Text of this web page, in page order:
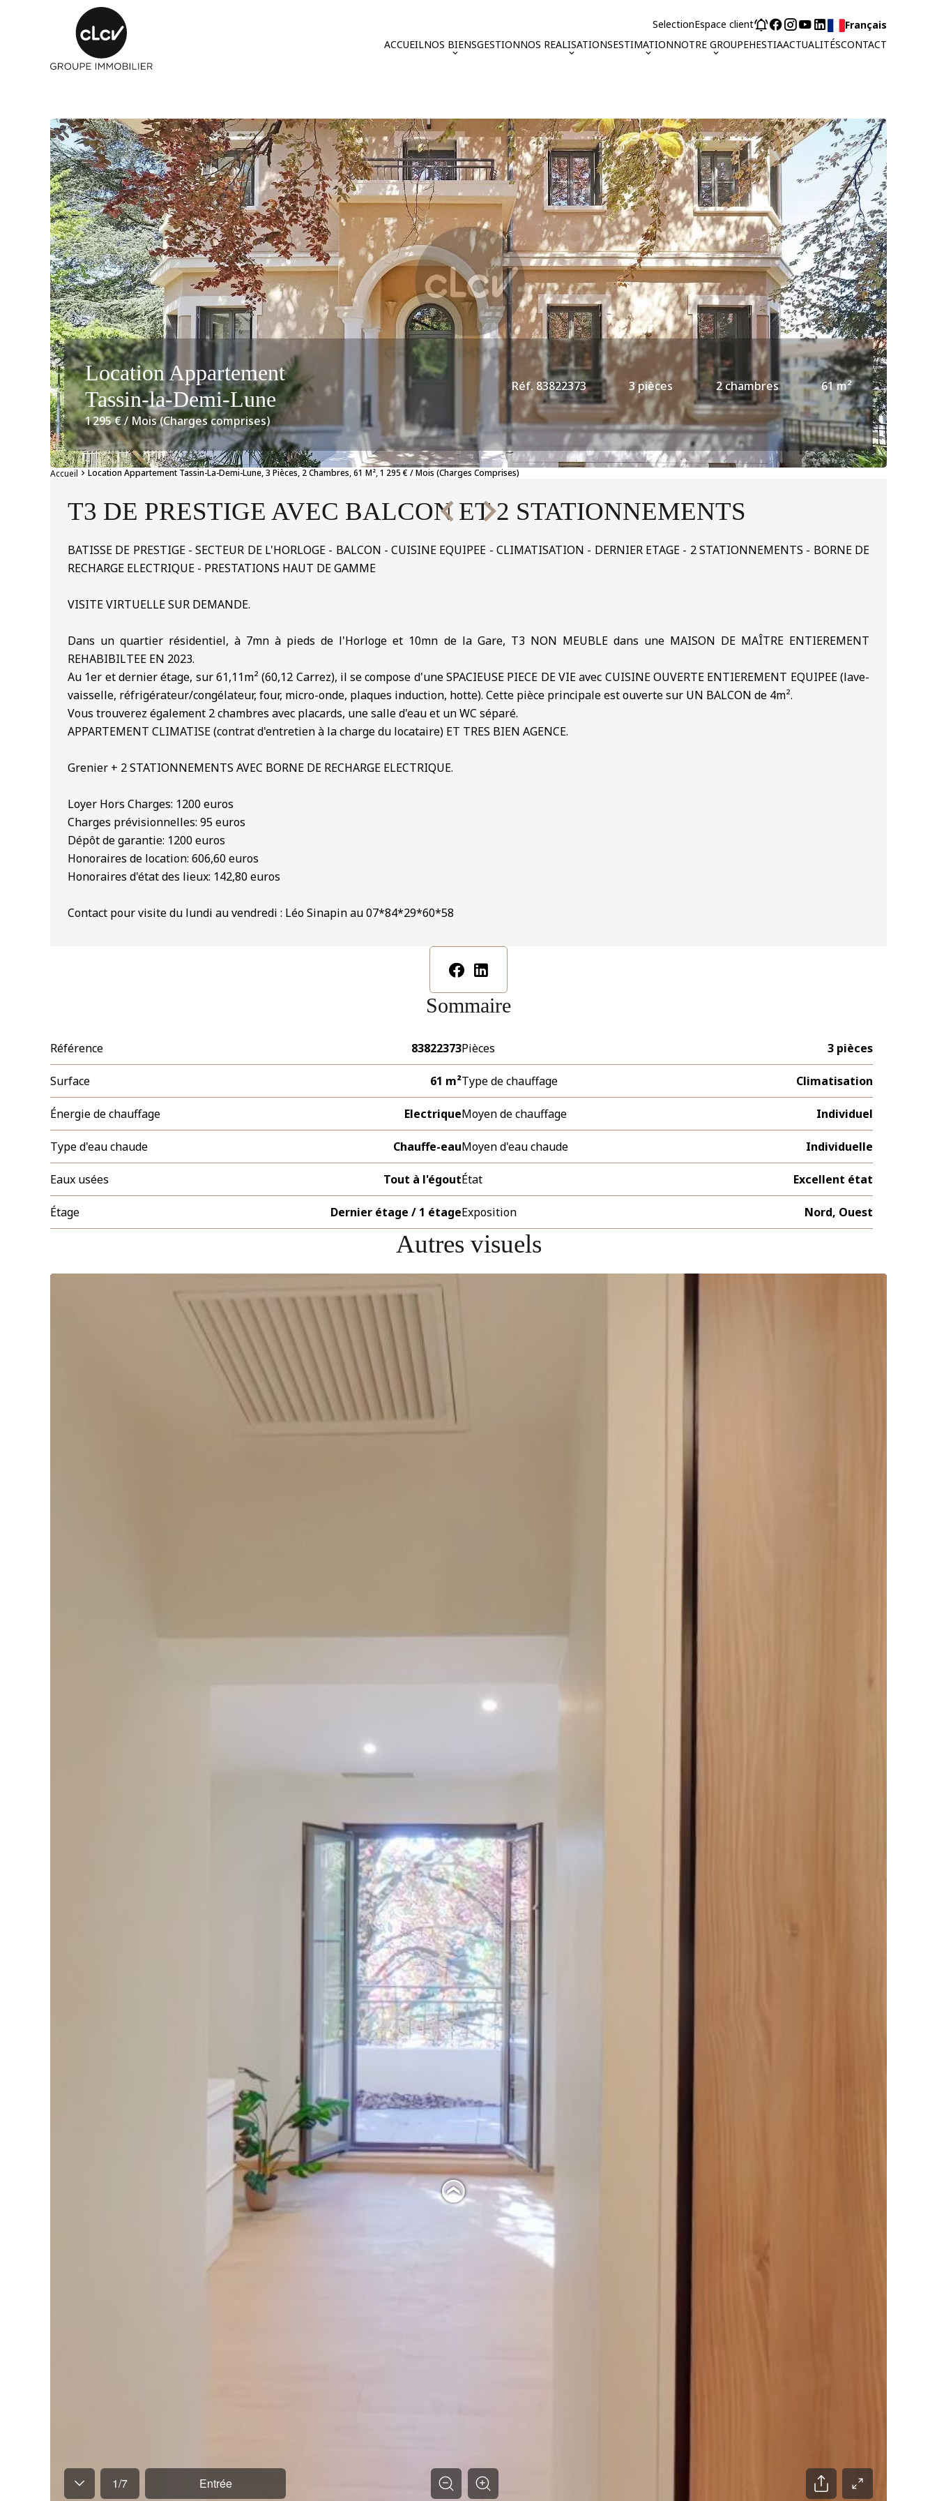
SelectionEspace client
Français
ACCUEILNOS BIENSGESTIONNOS REALISATIONSESTIMATIONNOTRE GROUPEHESTIAACTUALITÉSCONTACT
Location Appartement
Tassin-la-Demi-Lune
Réf. 83822373 3 pièces 2 chambres 61 m²
1 295 € / Mois (Charges comprises)
Accueil Location Appartement Tassin-La-Demi-Lune, 3 Pièces, 2 Chambres, 61 M², 1 295 € / Mois (Charges Comprises)
T3 DE PRESTIGE AVEC BALCON ET 2 STATIONNEMENTS
BATISSE DE PRESTIGE - SECTEUR DE L'HORLOGE - BALCON - CUISINE EQUIPEE - CLIMATISATION - DERNIER ETAGE - 2 STATIONNEMENTS - BORNE DE
RECHARGE ELECTRIQUE - PRESTATIONS HAUT DE GAMME
VISITE VIRTUELLE SUR DEMANDE.
Dans un quartier résidentiel, à 7mn à pieds de l'Horloge et 10mn de la Gare, T3 NON MEUBLE dans une MAISON DE MAÎTRE ENTIEREMENT
REHABIBILTEE EN 2023.
Au 1er et dernier étage, sur 61,11m² (60,12 Carrez), il se compose d'une SPACIEUSE PIECE DE VIE avec CUISINE OUVERTE ENTIEREMENT EQUIPEE (lave-
vaisselle, réfrigérateur/congélateur, four, micro-onde, plaques induction, hotte). Cette pièce principale est ouverte sur UN BALCON de 4m².
Vous trouverez également 2 chambres avec placards, une salle d'eau et un WC séparé.
APPARTEMENT CLIMATISE (contrat d'entretien à la charge du locataire) ET TRES BIEN AGENCE.
Grenier + 2 STATIONNEMENTS AVEC BORNE DE RECHARGE ELECTRIQUE.
Loyer Hors Charges: 1200 euros
Charges prévisionnelles: 95 euros
Dépôt de garantie: 1200 euros
Honoraires de location: 606,60 euros
Honoraires d'état des lieux: 142,80 euros
Contact pour visite du lundi au vendredi : Léo Sinapin au 07*84*29*60*58
Sommaire
Référence 83822373Pièces 3 pièces
Surface 61 m²Type de chauffage Climatisation
Énergie de chauffage ElectriqueMoyen de chauffage Individuel
Type d'eau chaude Chauffe-eauMoyen d'eau chaude Individuelle
Eaux usées Tout à l'égoutÉtat Excellent état
Étage Dernier étage / 1 étageExposition Nord, Ouest
Autres visuels